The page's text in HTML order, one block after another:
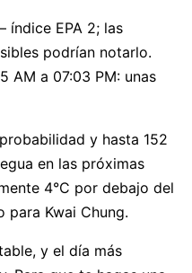
índice EPA 2; las
podrían notarlo.
AM a 07:03 PM: unas
y hasta 152
en las próximas
4°C por debajo del
para Kwai Chung.
y el día más